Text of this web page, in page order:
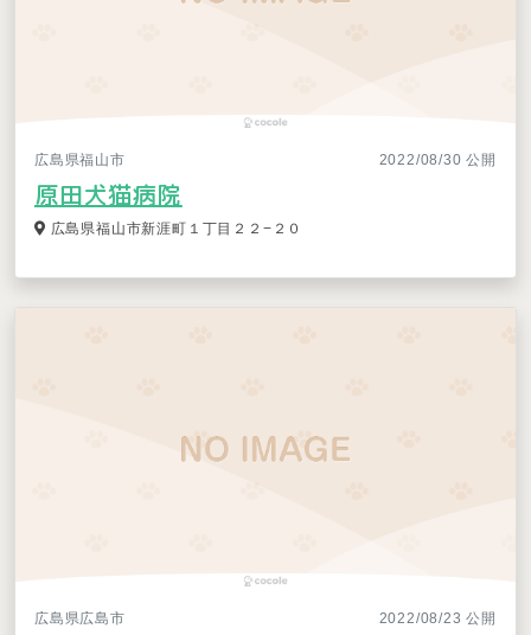
広島県福山市 2022/08/30 公開
原田犬猫病院
広島県福山市新涯町１丁目２２−２０
広島県広島市 2022/08/23 公開